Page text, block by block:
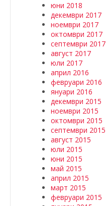
юни 2018
декември 2017
ноември 2017
октомври 2017
септември 2017
август 2017
юли 2017
април 2016
февруари 2016
януари 2016
декември 2015
ноември 2015
октомври 2015
септември 2015
август 2015
юли 2015
юни 2015
май 2015
април 2015
март 2015
февруари 2015